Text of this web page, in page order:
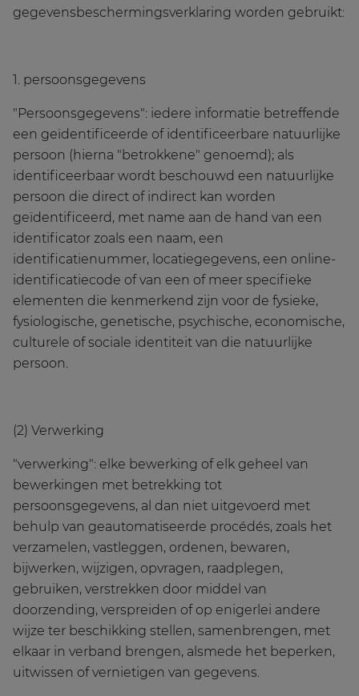
gegevensbeschermingsverklaring worden gebruikt:
1. persoonsgegevens
"Persoonsgegevens": iedere informatie betreffende
een geïdentificeerde of identificeerbare natuurlijke
persoon (hierna "betrokkene" genoemd); als
identificeerbaar wordt beschouwd een natuurlijke
persoon die direct of indirect kan worden
geïdentificeerd, met name aan de hand van een
identificator zoals een naam, een
identificatienummer, locatiegegevens, een online-
identificatiecode of van een of meer specifieke
elementen die kenmerkend zijn voor de fysieke,
fysiologische, genetische, psychische, economische,
culturele of sociale identiteit van die natuurlijke
persoon.
(2) Verwerking
"verwerking": elke bewerking of elk geheel van
bewerkingen met betrekking tot
persoonsgegevens, al dan niet uitgevoerd met
behulp van geautomatiseerde procédés, zoals het
verzamelen, vastleggen, ordenen, bewaren,
bijwerken, wijzigen, opvragen, raadplegen,
gebruiken, verstrekken door middel van
doorzending, verspreiden of op enigerlei andere
wijze ter beschikking stellen, samenbrengen, met
elkaar in verband brengen, alsmede het beperken,
uitwissen of vernietigen van gegevens.